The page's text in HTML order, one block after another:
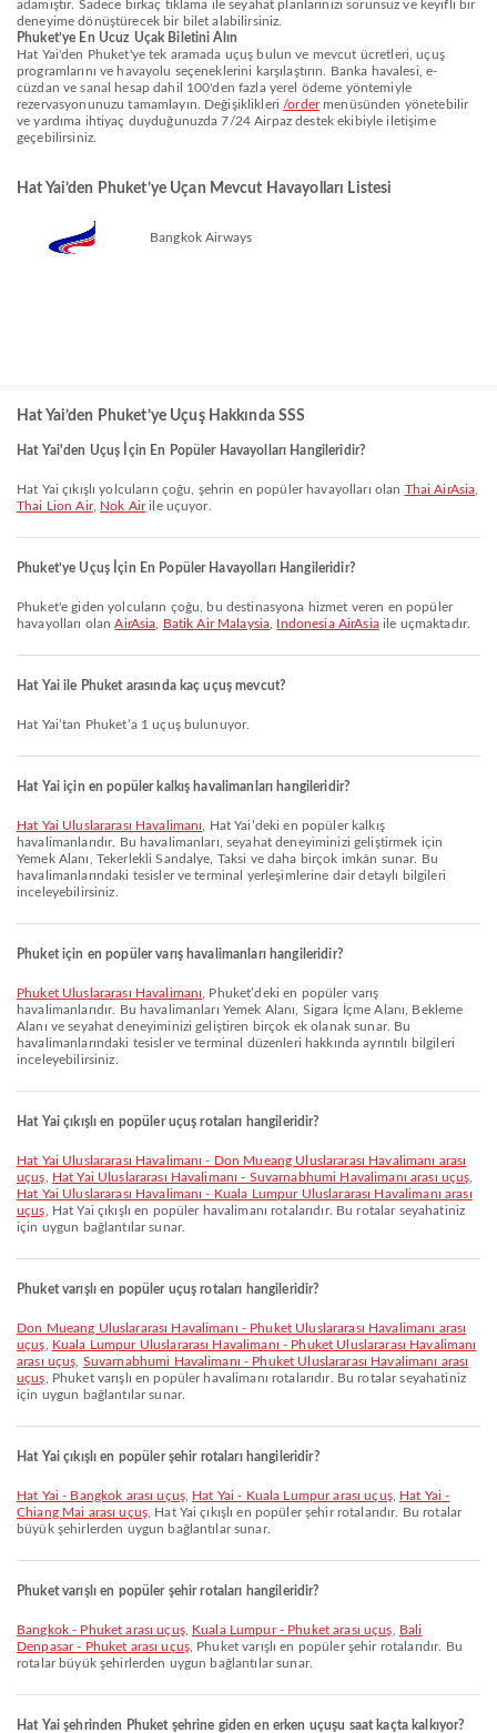
adamıştır. Sadece birkaç tıklama ile seyahat planlarınızı sorunsuz ve keyifli bir
deneyime dönüştürecek bir bilet alabilirsiniz.
Phuket’ye En Ucuz Uçak Biletini Alın
Hat Yai'den Phuket'ye tek aramada uçuş bulun ve mevcut ücretleri, uçuş
programlarını ve havayolu seçeneklerini karşılaştırın. Banka havalesi, e-
cüzdan ve sanal hesap dahil 100'den fazla yerel ödeme yöntemiyle
rezervasyonunuzu tamamlayın. Değişiklikleri /ordermenüsünden yönetebilir
ve yardıma ihtiyaç duyduğunuzda 7/24 Airpaz destek ekibiyle iletişime
geçebilirsiniz.
Hat Yai’den Phuket’ye Uçan Mevcut Havayolları Listesi
Bangkok Airways
Hat Yai’den Phuket’ye Uçuş Hakkında SSS
Hat Yai'den Uçuş İçin En Popüler Havayolları Hangileridir?
Hat Yai çıkışlı yolcuların çoğu, şehrin en popüler havayolları olan Thai AirAsia
Thai Lion Air, Nok Airile uçuyor.
Phuket’ye Uçuş İçin En Popüler Havayolları Hangileridir?
Phuket'e giden yolcuların çoğu, bu destinasyona hizmet veren en popüler
havayolları olanAirAsia Batik Air Malaysia Indonesia AirAsiaile uçmaktadır.
Hat Yai ile Phuket arasında kaç uçuş mevcut?
Hat Yai’tan Phuket’a 1 uçuş bulunuyor.
Hat Yai için en popüler kalkış havalimanları hangileridir?
Hat Yai Uluslararası Havalimanı
, Hat Yai’deki en popüler kalkış
havalimanlarıdır. Bu havalimanları, seyahat deneyiminizi geliştirmek için
Yemek Alanı, Tekerlekli Sandalye, Taksi ve daha birçok imkân sunar. Bu
havalimanlarındaki tesisler ve terminal yerleşimlerine dair detaylı bilgileri
inceleyebilirsiniz.
Phuket için en popüler varış havalimanları hangileridir?
Phuket Uluslararası Havalimanı
, Phuket’deki en popüler varış
havalimanlarıdır. Bu havalimanları Yemek Alanı, Sigara İçme Alanı, Bekleme
Alanı ve seyahat deneyiminizi geliştiren birçok ek olanak sunar. Bu
havalimanlarındaki tesisler ve terminal düzenleri hakkında ayrıntılı bilgileri
inceleyebilirsiniz.
Hat Yai çıkışlı en popüler uçuş rotaları hangileridir?
Hat Yai Uluslararası Havalimanı - Don Mueang Uluslararası Havalimanı arası
uçuş
Hat Yai Uluslararası Havalimanı - Suvarnabhumi Havalimanı arası uçuş
Hat Yai Uluslararası Havalimanı - Kuala Lumpur Uluslararası Havalimanı arası
uçuş , Hat Yai çıkışlı en popüler havalimanı rotalarıdır. Bu rotalar seyahatiniz
için uygun bağlantılar sunar.
Phuket varışlı en popüler uçuş rotaları hangileridir?
Don Mueang Uluslararası Havalimanı - Phuket Uluslararası Havalimanı arası
uçuş
Kuala Lumpur Uluslararası Havalimanı - Phuket Uluslararası Havalimanı
arası uçuş Suvarnabhumi Havalimanı - Phuket Uluslararası Havalimanı arası
uçuş , Phuket varışlı en popüler havalimanı rotalarıdır. Bu rotalar seyahatiniz
için uygun bağlantılar sunar.
Hat Yai çıkışlı en popüler şehir rotaları hangileridir?
Hat Yai - Bangkok arası uçuş, Hat Yai - Kuala Lumpur arası uçuş, Hat Yai -
Chiang Mai arası uçuş, Hat Yai çıkışlı en popüler şehir rotalarıdır. Bu rotalar
büyük şehirlerden uygun bağlantılar sunar.
Phuket varışlı en popüler şehir rotaları hangileridir?
Bangkok - Phuket arası uçuş, Kuala Lumpur - Phuket arası uçuş
Bali
Denpasar - Phuket arası uçuş, Phuket varışlı en popüler şehir rotalarıdır. Bu
rotalar büyük şehirlerden uygun bağlantılar sunar.
Hat Yai şehrinden Phuket şehrine giden en erken uçuşu saat kaçta kalkıyor?